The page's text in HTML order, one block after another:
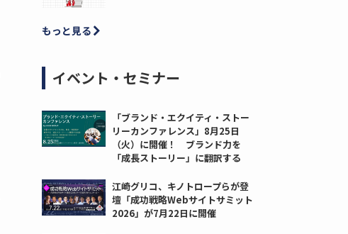
もっと見る
イベント・セミナー
「ブランド・エクイティ・ストー
リーカンファレンス」8月25日
（火）に開催！ ブランド力を
「成長ストーリー」に翻訳する
江崎グリコ、キノトロープらが登
壇「成功戦略Webサイトサミット
2026」が7月22日に開催